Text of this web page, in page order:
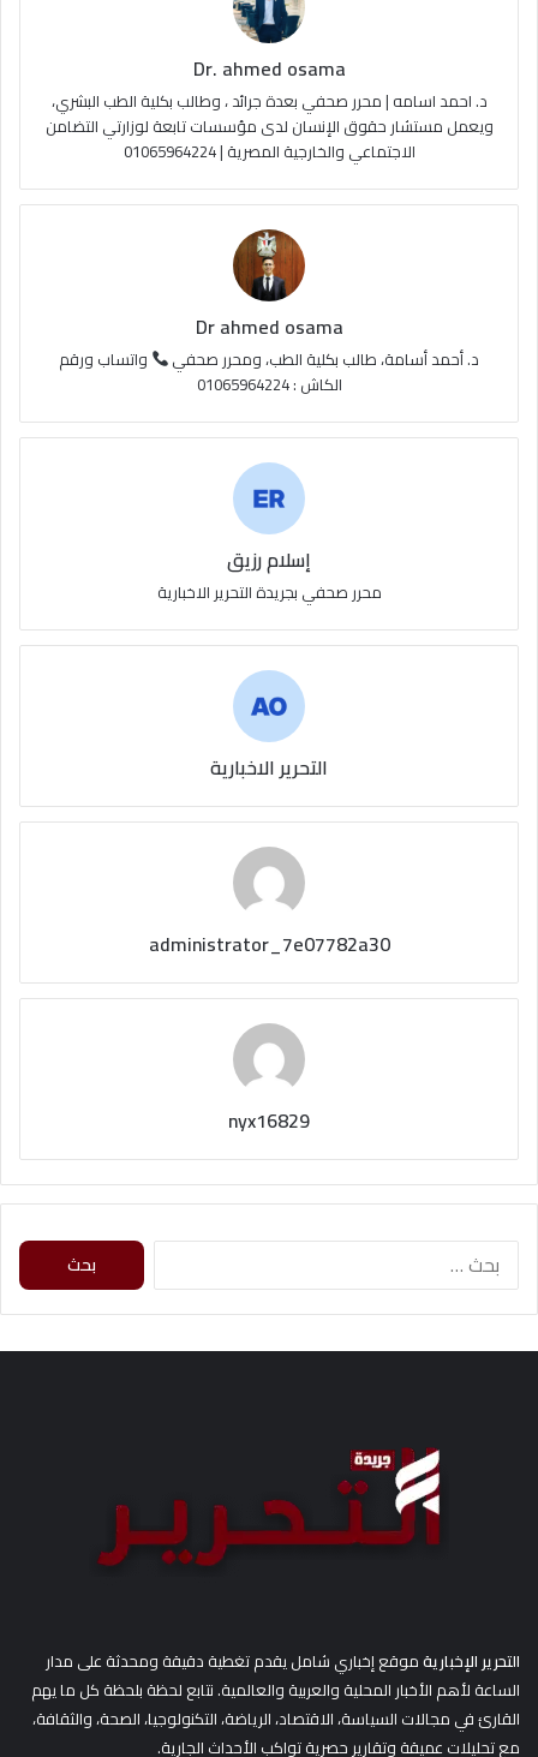
e
ا
م
ل
م
و
ق
ع
R
S
S
Dr. ahmed osama
د. احمد اسامه | محرر صحفي بعدة جرائد ، وطالب بكلية الطب البشري،
ويعمل مستشار حقوق الإنسان لدى مؤسسات تابعة لوزارتي التضامن
الاجتماعي والخارجية المصرية | 01065964224
Dr ahmed osama
د. أحمد أسامة، طالب بكلية الطب، ومحرر صحفي
واتساب ورقم
الكاش : 01065964224
إسلام رزيق
محرر صحفي بجريدة التحرير الاخبارية
التحرير الاخبارية
administrator_7e07782a30
nyx16829
ث
التحرير الإخباريةموقع إخباري شامل يقدم تغطية دقيقة ومحدثة على مدار
الساعة لأهم الأخبار المحلية والعربية والعالمية. نتابع لحظة بلحظة كل ما يهم
القارئ في مجالات السياسة، الاقتصاد، الرياضة، التكنولوجيا، الصحة، والثقافة،
مع تحليلات عميقة وتقارير حصرية تواكب الأحداث الجارية.